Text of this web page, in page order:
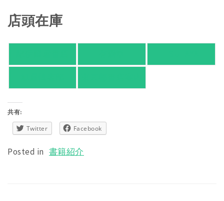
店頭在庫
共有:
Twitter Facebook
Posted in 書籍紹介